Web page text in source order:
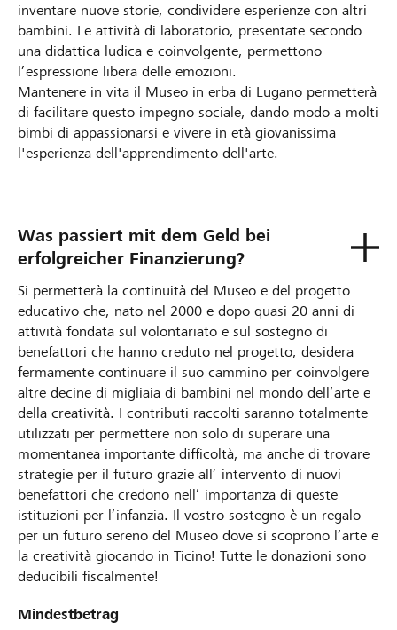
inventare nuove storie, condividere esperienze con altri
bambini. Le attività di laboratorio, presentate secondo
una didattica ludica e coinvolgente, permettono
l’espressione libera delle emozioni.
Mantenere in vita il Museo in erba di Lugano permetterà
di facilitare questo impegno sociale, dando modo a molti
bimbi di appassionarsi e vivere in età giovanissima
l'esperienza dell'apprendimento dell'arte.
Was passiert mit dem Geld bei
erfolgreicher Finanzierung?
Si permetterà la continuità del Museo e del progetto
educativo che, nato nel 2000 e dopo quasi 20 anni di
attività fondata sul volontariato e sul sostegno di
benefattori che hanno creduto nel progetto, desidera
fermamente continuare il suo cammino per coinvolgere
altre decine di migliaia di bambini nel mondo dell’arte e
della creatività. I contributi raccolti saranno totalmente
utilizzati per permettere non solo di superare una
momentanea importante difficoltà, ma anche di trovare
strategie per il futuro grazie all’ intervento di nuovi
benefattori che credono nell’ importanza di queste
istituzioni per l’infanzia. Il vostro sostegno è un regalo
per un futuro sereno del Museo dove si scoprono l’arte e
la creatività giocando in Ticino! Tutte le donazioni sono
deducibili fiscalmente!
Mindestbetrag